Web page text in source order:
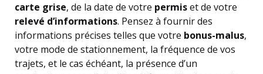
carte grise, de la date de votre permiset de votre
relevé d’informations. Pensez à fournir des
informations précises telles que votre bonus-malus,
votre mode de stationnement, la fréquence de vos
trajets, et le cas échéant, la présence d’un